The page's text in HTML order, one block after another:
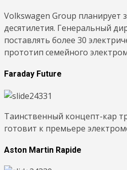
Volkswagen Group планирует
десятилетия. Генеральный
поставлять более 30
прототип семейного
Faraday Future
Таинственный концепт-кар
готовит к премьере
Aston Martin Rapide